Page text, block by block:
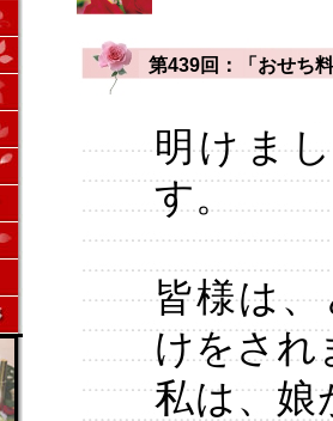
第439回：「おせち
明けま
す。
皆様は
けをされ
私は、娘